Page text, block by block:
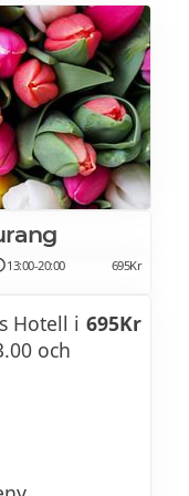
potatis,
gräslök
13:00-20:00 695Kr
Hotell i
och
695Kr